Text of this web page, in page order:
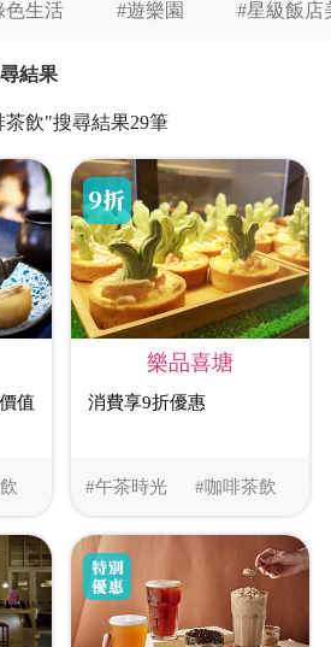
色生活 #遊樂園 #星級飯店
結果
茶飲"搜尋結果29筆
值
#午茶時光 #咖啡茶飲
樂品喜塘
消費享9折優惠